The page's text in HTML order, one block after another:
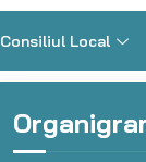
Consiliul Local